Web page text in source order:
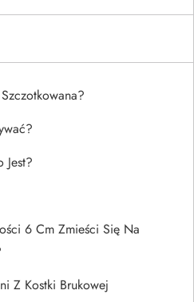
Jest?
6 Cm Zmieści Się Na
Z Kostki Brukowej